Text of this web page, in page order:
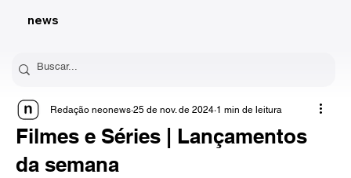
news
Filmes e Séries | Lançamentos
da semana
Redação neonews 25 de nov. de 2024 1 min de leitura